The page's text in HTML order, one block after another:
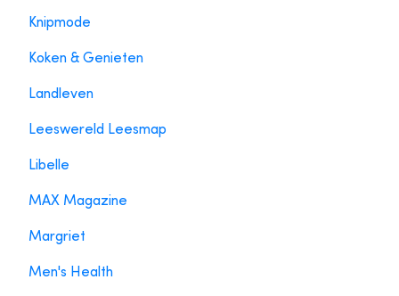
Knipmode
Koken & Genieten
Landleven
Leeswereld Leesmap
Libelle
MAX Magazine
Margriet
Men's Health